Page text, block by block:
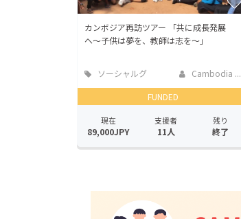
カンボジア再訪ツアー 「共に成長発展
へ〜子供は夢を、教師は志を〜」
ソーシャルグ
Cambodia ...
FUNDED
現在
89,000JPY
支援者
11人
残り
終了